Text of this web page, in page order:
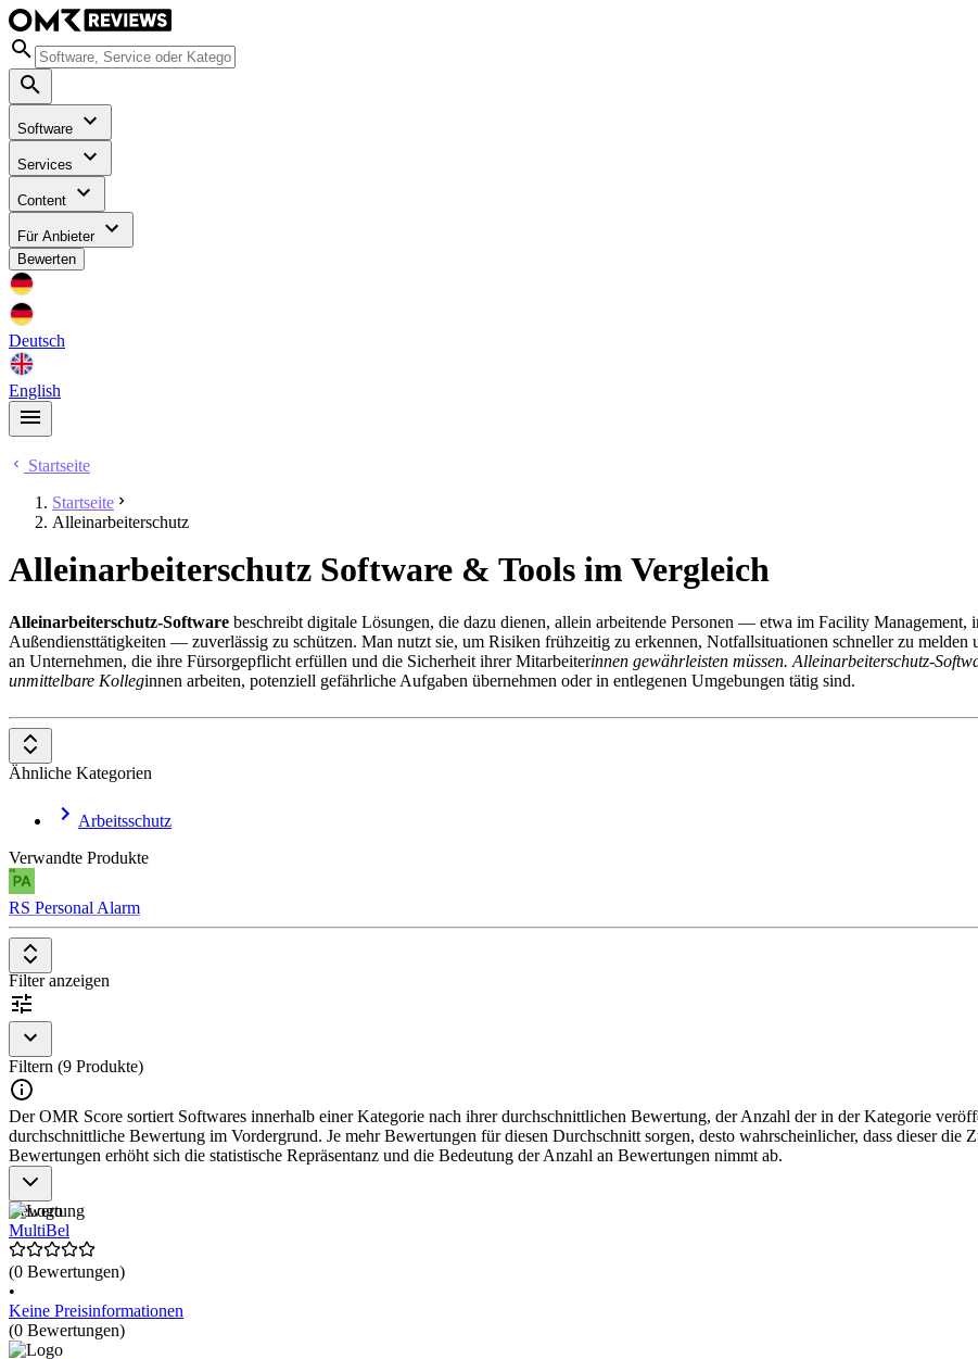
Software
Services
Content
Für Anbieter
Bewerten
Deutsch
English
Startseite
Startseite
Alleinarbeiterschutz
Alleinarbeiterschutz Software & Tools im Vergleich
Alleinarbeiterschutz-Software beschreibt digitale Lösungen, die dazu dienen, allein arbeitende Personen — etwa im Facility Management,
Außendiensttätigkeiten — zuverlässig zu schützen. Man nutzt sie, um Risiken frühzeitig zu erkennen, Notfallsituationen schneller zu melden
an Unternehmen, die ihre Fürsorgepflicht erfüllen und die Sicherheit ihrer Mitarbeiterinnen gewährleisten müssen. Alleinarbeiterschutz-
unmittelbare Kolleginnen arbeiten, potenziell gefährliche Aufgaben übernehmen oder in entlegenen Umgebungen tätig sind.
Die Software ermöglicht es, Notfallprozesse zu standardisieren, automatische Alarme auszulösen und Standorte zu überwachen, um im
Transparenz, verbessertem Risikomanagement und einer effizienten Erfüllung gesetzlicher Sicherheitsanforderungen.
Um in der Kategorie
Automatische Notfall- und Totmann-Alarmierung
GPS- und Standortverfolgung in Echtzeit
Manuelle Alarmfunktionen für Mitarbeiter*innen
Integration in bestehende Sicherheits- und Kommunikationssysteme
Ähnliche Kategorien
Arbeitsschutz
Verwandte Produkte
RS Personal Alarm
Filter anzeigen
Filtern (9 Produkte)
Der OMR Score sortiert Softwares innerhalb einer Kategorie nach ihrer durchschnittlichen Bewertung, der Anzahl der in der Kategorie
durchschnittliche Bewertung im Vordergrund. Je mehr Bewertungen für diesen Durchschnitt sorgen, desto wahrscheinlicher, dass dieser die
Bewertungen erhöht sich die statistische Repräsentanz und die Bedeutung der Anzahl an Bewertungen nimmt ab.
Bewertung
MultiBel
(0 Bewertungen)
•
Keine Preisinformationen
(0 Bewertungen)